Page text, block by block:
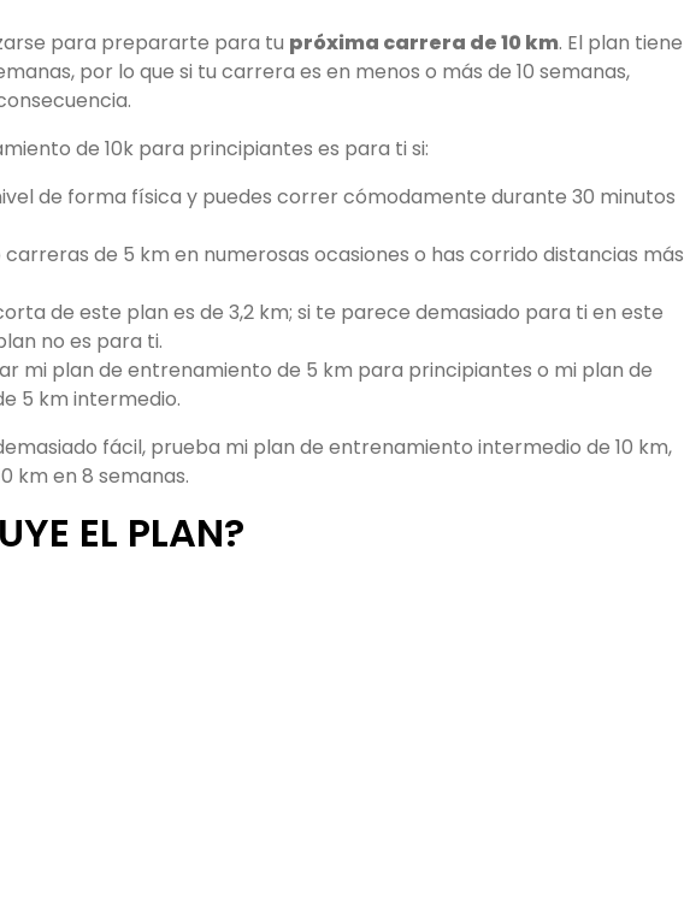
para prepararte para tu próxima carrera de 10 km. El plan tiene
por lo que si tu carrera es en menos o más de 10 semanas,
de 10k para principiantes es para ti si:
de forma física y puedes correr cómodamente durante 30 minutos
de 5 km en numerosas ocasiones o has corrido distancias más
de este plan es de 3,2 km; si te parece demasiado para ti en este
no es para ti.
mi plan de entrenamiento de 5 km para principiantes o mi plan de
5 km intermedio.
fácil, prueba mi plan de entrenamiento intermedio de 10 km,
km en 8 semanas.
EL PLAN?